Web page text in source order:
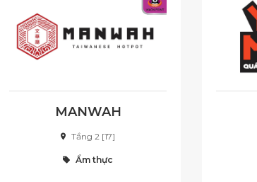
MANWAH
Tầng 2 [17]
Ẩm thực